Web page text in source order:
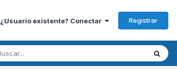
¿Usuario existente? Conectar Registrar